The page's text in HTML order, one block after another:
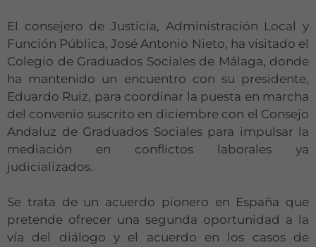
El consejero de Justicia, Administración Local y
Función Pública, José Antonio Nieto, ha visitado el
Colegio de Graduados Sociales de Málaga, donde
ha mantenido un encuentro con su presidente,
Eduardo Ruiz, para coordinar la puesta en marcha
del convenio suscrito en diciembre con el Consejo
Andaluz de Graduados Sociales para impulsar la
mediación en conflictos laborales ya
judicializados.
Se trata de un acuerdo pionero en España que
pretende ofrecer una segunda oportunidad a la
vía del diálogo y el acuerdo en los casos de